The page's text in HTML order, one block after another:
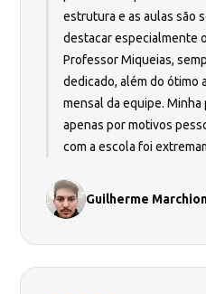
estrutura e as aulas são
destacar especialmente
Professor Miqueias,
dedicado, além do ótimo
mensal da equipe.
apenas por motivos
com a escola foi
Guilherme